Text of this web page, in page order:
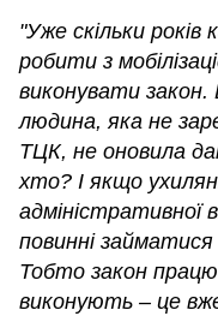
"Уже скільки
робити з
виконувати
людина, яка не
ТЦК, не оновила
хто? І якщо
адміністративної
повинні займатися
Тобто закон
виконують – це